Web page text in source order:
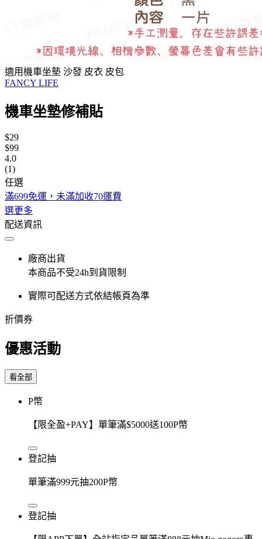
適用機車坐墊 沙發 皮衣 皮包
FANCY LIFE
機車坐墊修補貼
$29
$99
4.0
(1)
任選
滿699免運，未滿加收70運費
選更多
配送資訊
廠商出貨
本商品不受24h到貨限制
實際可配送方式依結帳頁為準
折價券
優惠活動
看全部
P幣
【限全盈+PAY】單筆滿$5000送100P幣
登記抽
單筆滿999元抽200P幣
登記抽